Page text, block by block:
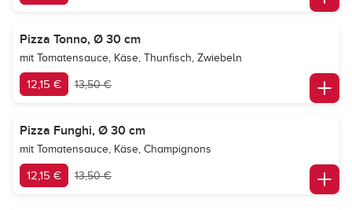
Pizza Tonno, Ø 30 cm
mit Tomatensauce, Käse, Thunfisch, Zwiebeln
12,15 € 13,50 €
Pizza Funghi, Ø 30 cm
mit Tomatensauce, Käse, Champignons
12,15 € 13,50 €